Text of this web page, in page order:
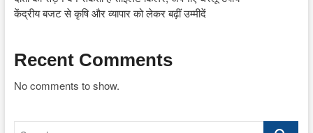
केंद्रीय बजट से कृषि और व्यापार को लेकर बढ़ीं उम्मीदें
Recent Comments
No comments to show.
Search